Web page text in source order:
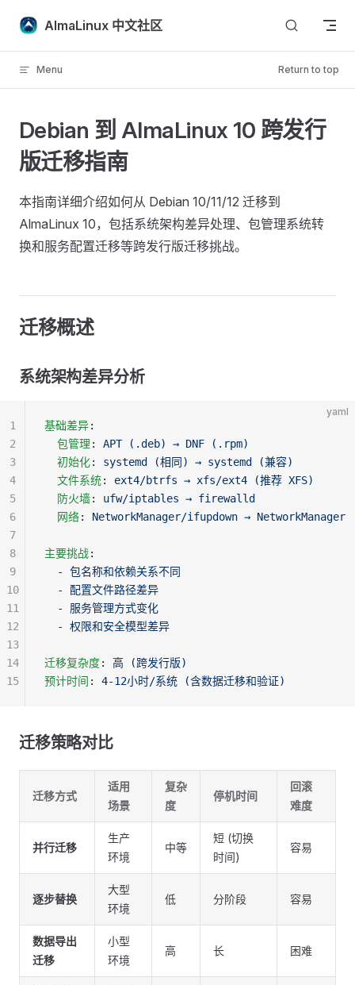
Skip to content
AlmaLinux 中文社区
Menu Return to top
Debian 到 AlmaLinux 10 跨发行
版迁移指南
本指南详细介绍如何从 Debian 10/11/12 迁移到
AlmaLinux 10，包括系统架构差异处理、包管理系统转
换和服务配置迁移等跨发行版迁移挑战。
迁移概述
系统架构差异分析
yaml
基础差异:
  包管理
: APT (.deb) → DNF (.rpm)
  初始化
: systemd (相同) → systemd (兼容)
  文件系统
: ext4/btrfs → xfs/ext4 (推荐 XFS)
  防火墙
: ufw/iptables → firewalld
  网络
: NetworkManager/ifupdown → NetworkManager
主要挑战:
  -
包名称和依赖关系不同
  -
配置文件路径差异
  -
服务管理方式变化
  -
权限和安全模型差异
迁移复杂度: 高 (跨发行版)
预计时间 : 4-12小时/系统 (含数据迁移和验证)
1
2
3
4
5
6
7
8
9
10
11
12
13
14
15
迁移策略对比
迁移方式
适用
场景
复杂
度
停机时间
回滚
难度
并行迁移
生产
环境
中等
短 (切换
时间)
容易
逐步替换
大型
环境
低 分阶段 容易
数据导出
迁移
小型
环境
高 长 困难